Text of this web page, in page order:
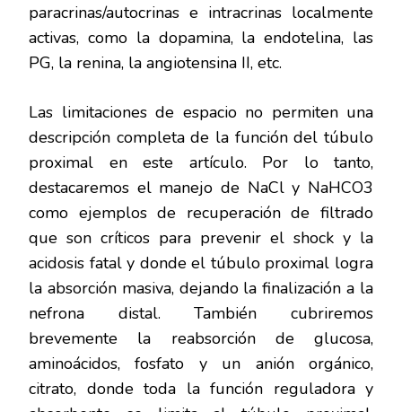
paracrinas/autocrinas e intracrinas localmente
activas, como la dopamina, la endotelina, las
PG, la renina, la angiotensina II, etc.
Las limitaciones de espacio no permiten una
descripción completa de la función del túbulo
proximal en este artículo. Por lo tanto,
destacaremos el manejo de NaCl y NaHCO3
como ejemplos de recuperación de filtrado
que son críticos para prevenir el shock y la
acidosis fatal y donde el túbulo proximal logra
la absorción masiva, dejando la finalización a la
nefrona distal. También cubriremos
brevemente la reabsorción de glucosa,
aminoácidos, fosfato y un anión orgánico,
citrato, donde toda la función reguladora y